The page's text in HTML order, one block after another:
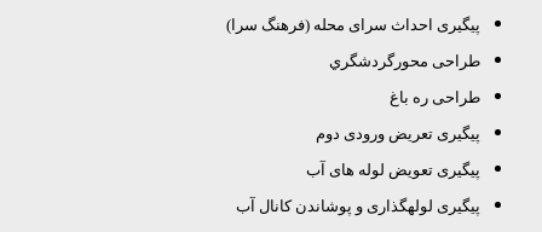
پیگیری احداث سرای محله (فرهنگ سرا)
طراحی محورگردشگري
طراحی ره باغ
پیگیری تعریض ورودی دوم
پیگیری تعویض لوله های آب
پیگیری لوله­گذاری و پوشاندن کانال آب